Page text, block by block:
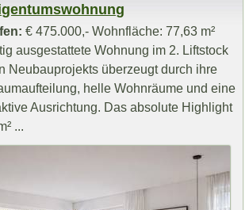
€ 475.000,- Wohnfläche: 77,63 m²
ausgestattete Wohnung im 2. Liftstock
Neubauprojekts überzeugt durch ihre
helle Wohnräume und eine
Ausrichtung. Das absolute Highlight
...